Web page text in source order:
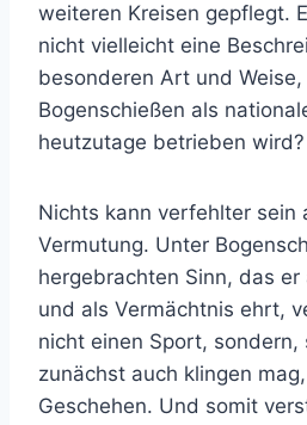
weiteren Kreisen gepflegt.
nicht vielleicht eine
besonderen Art und
Bogenschießen als
heutzutage betrieben wird?
Nichts kann verfehlter sein
Vermutung. Unter
hergebrachten Sinn, das
und als Vermächtnis ehrt,
nicht einen Sport,
zunächst auch klingen
Geschehen. Und somit